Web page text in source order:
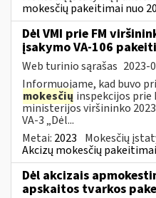
mokesčių pakeitimai nuo
Dėl VMI prie FM
įsakymo VA-106
Web turinio sąrašas 2023-
Informuojame, kad buvo
mokesčių inspekcijos prie
ministerijos viršininko 2023
VA-3 „Dėl...
Metai: 2023 Mokesčių
Akcizų mokesčių
Dėl akcizais
apskaitos tvarkos